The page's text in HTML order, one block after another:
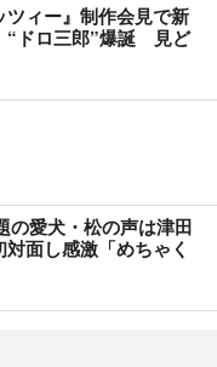
ィー』制作会見で新
“ドロ三郎”爆誕 見ど
の愛犬・松の声は津田
面し感激「めちゃく